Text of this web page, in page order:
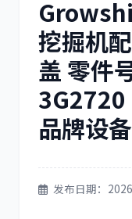
洋马
挖掘机
盖 零件
3G2720
品牌设
发布日期：